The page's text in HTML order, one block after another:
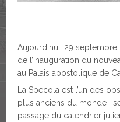
Aujourd’hui, 29
de l’inauguration du
au Palais apostolique de
La Specola est l’un des
plus anciens du monde :
passage du calendrier